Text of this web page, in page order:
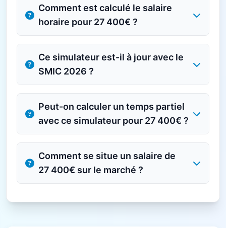
Comment est calculé le salaire
horaire pour 27 400€ ?
Ce simulateur est-il à jour avec le
SMIC 2026 ?
Peut-on calculer un temps partiel
avec ce simulateur pour 27 400€ ?
Comment se situe un salaire de
27 400€ sur le marché ?